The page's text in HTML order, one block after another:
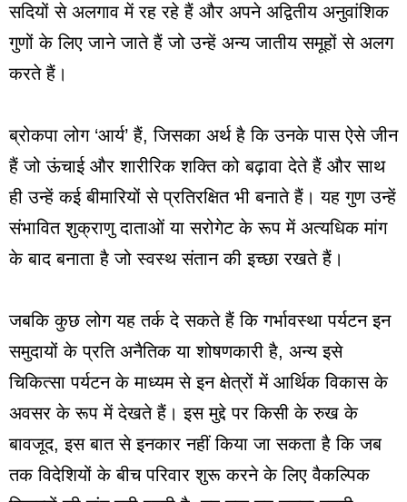
सदियों से अलगाव में रह रहे हैं और अपने अद्वितीय अनुवांशिक
गुणों के लिए जाने जाते हैं जो उन्हें अन्य जातीय समूहों से अलग
करते हैं।
ब्रोकपा लोग ‘आर्य’ हैं, जिसका अर्थ है कि उनके पास ऐसे जीन
हैं जो ऊंचाई और शारीरिक शक्ति को बढ़ावा देते हैं और साथ
ही उन्हें कई बीमारियों से प्रतिरक्षित भी बनाते हैं। यह गुण उन्हें
संभावित शुक्राणु दाताओं या सरोगेट के रूप में अत्यधिक मांग
के बाद बनाता है जो स्वस्थ संतान की इच्छा रखते हैं।
जबकि कुछ लोग यह तर्क दे सकते हैं कि गर्भावस्था पर्यटन इन
समुदायों के प्रति अनैतिक या शोषणकारी है, अन्य इसे
चिकित्सा पर्यटन के माध्यम से इन क्षेत्रों में आर्थिक विकास के
अवसर के रूप में देखते हैं। इस मुद्दे पर किसी के रुख के
बावजूद, इस बात से इनकार नहीं किया जा सकता है कि जब
तक विदेशियों के बीच परिवार शुरू करने के लिए वैकल्पिक